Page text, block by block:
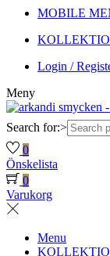
MOBILE
Login /
Meny
Search for:>
0
Önskelista
0
Varukorg
Menu